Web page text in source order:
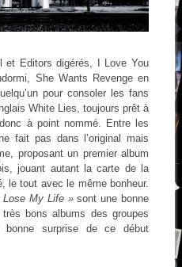
et Editors digérés, I Love You
She Wants Revenge en
pour consoler les fans
White Lies, toujours prêt à
à point nommé. Entre les
fait pas dans l’original mais
proposant un premier album
jouant autant la carte de la
le tout avec le même bonheur.
Lose My Life »sont une bonne
bons albums des groupes
bonne surprise de ce début